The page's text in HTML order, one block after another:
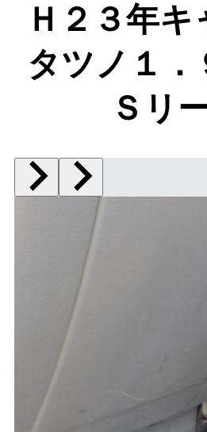
Ｈ２３年キ
タツノ１．
Ｓリ